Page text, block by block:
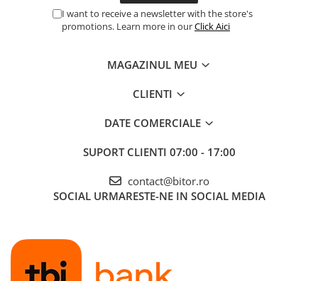
I want to receive a newsletter with the store's
promotions. Learn more in ourClick Aici
MAGAZINUL MEU
CLIENTI
DATE COMERCIALE
SUPORT CLIENTI 07:00 - 17:00
contact@bitor.ro
SOCIAL URMARESTE-NE IN SOCIAL MEDIA